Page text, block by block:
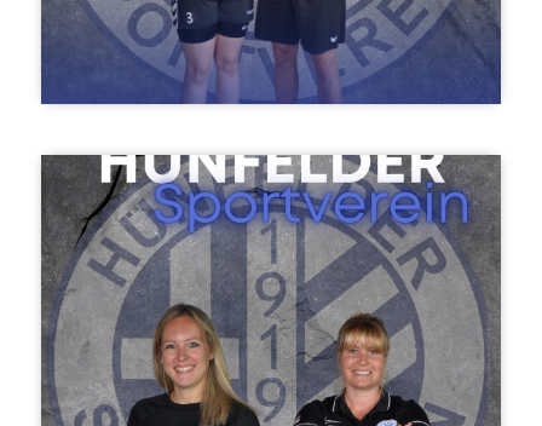
Charlotte & Fabian Sauer
D-Jugend weiblich